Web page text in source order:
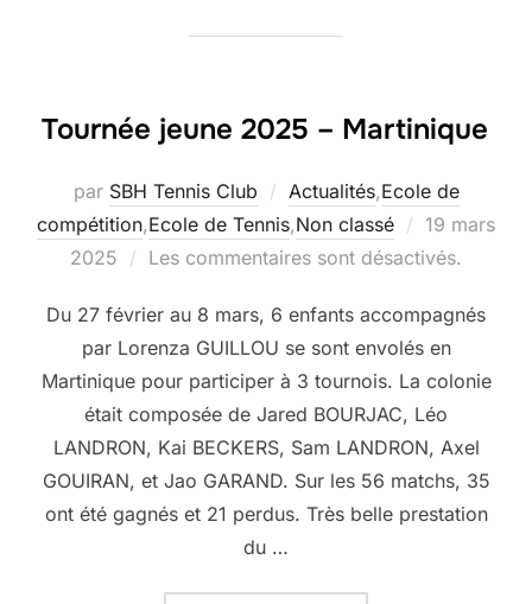
Tournée jeune 2025 – Martinique
par SBH Tennis Club Actualités,Ecole de
compétition,Ecole de Tennis,Non classé
Publié
le
19 mars
2025
Les commentaires sont désactivés.
Du 27 février au 8 mars, 6 enfants accompagnés
par Lorenza GUILLOU se sont envolés en
Martinique pour participer à 3 tournois. La colonie
était composée de Jared BOURJAC, Léo
LANDRON, Kai BECKERS, Sam LANDRON, Axel
GOUIRAN, et Jao GARAND. Sur les 56 matchs, 35
ont été gagnés et 21 perdus. Très belle prestation
du …